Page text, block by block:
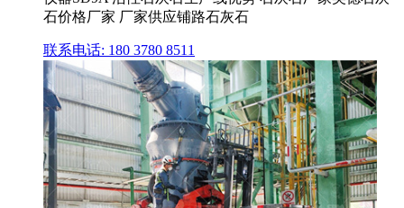
石价格厂家 厂家供应铺路石灰石
联系电话: 180 3780 8511